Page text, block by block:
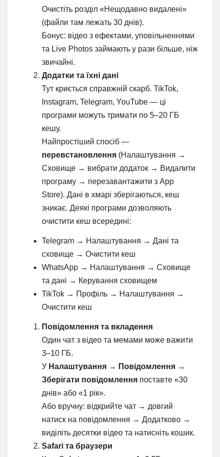
Очистіть розділ «Нещодавно видалені»
(файли там лежать 30 днів).
Бонус: відео з ефектами, уповільненнями
та Live Photos займають у рази більше, ніж
звичайні.
Додатки та їхні дані
Тут криється справжній скарб. TikTok,
Instagram, Telegram, YouTube — ці
програми можуть тримати по 5–20 ГБ
кешу.
Найпростіший спосіб —
перевстановлення (Налаштування →
Сховище → вибрати додаток → Видалити
програму → перезавантажити з App
Store). Дані в хмарі зберігаються, кеш
зникає. Деякі програми дозволяють
очистити кеш всередині:
Telegram → Налаштування → Дані та
сховище → Очистити кеш
WhatsApp → Налаштування → Сховище
та дані → Керування сховищем
TikTok → Профіль → Налаштування →
Очистити кеш
Повідомлення та вкладення
Один чат з відео та мемами може важити
3–10 ГБ.
У Налаштування → Повідомлення →
Зберігати повідомлення поставте «30
днів» або «1 рік».
Або вручну: відкрийте чат → довгий
натиск на повідомлення → Додатково →
виділіть десятки відео та натисніть кошик.
Safari та браузери